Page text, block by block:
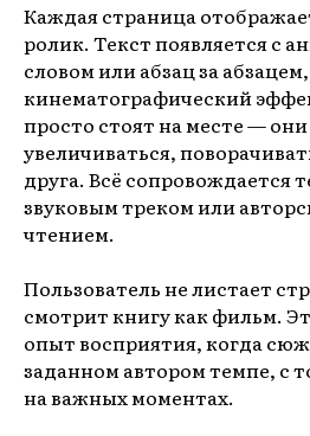
Каждая страница
ролик. Текст появляется с
словом или абзац за
кинематографический
просто стоят на месте —
увеличиваться,
друга. Всё сопровождается
звуковым треком или
чтением.
Пользователь не листает
смотрит книгу как фильм.
опыт восприятия, когда
заданном автором темпе, с
на важных моментах.